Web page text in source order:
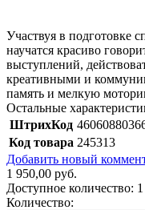
Участвуя в подготовке
научатся красиво
выступлений,
креативными и
память и мелкую
Остальные
ШтрихКод
Код товара 245313
Добавить новый
1 950,00 руб.
Доступное количество: 1
Количество: